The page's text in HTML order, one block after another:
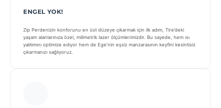
ENGEL YOK!
Zip Perdenizin konforunu en üst düzeye çıkarmak için ilk adım, Tire’deki
yaşam alanlarınıza özel, milimetrik lazer ölçümlerimizdir. Bu sayede, hem ısı
yalıtımını optimize ediyor hem de Ege’nin eşsiz manzarasının keyfini kesintisiz
çıkarmanızı sağlıyoruz.